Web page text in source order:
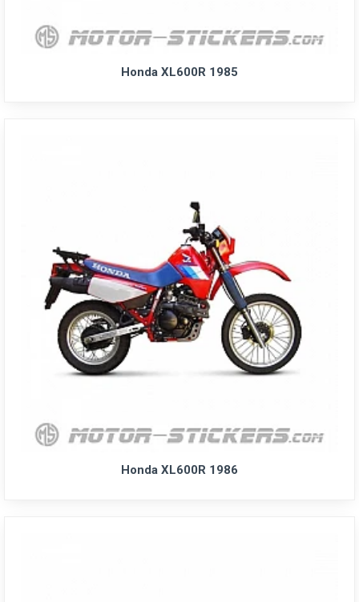
Honda XL600R 1985
Honda XL600R 1986